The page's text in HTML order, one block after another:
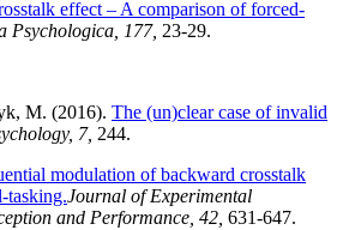
effect – A comparison of forced-
Psychologica, 177, 23-29.
M. (2016). The (un)clear case of invalid
7, 244.
modulation of backward crosstalk
tasking.Journal of Experimental
and Performance, 42, 631-647.